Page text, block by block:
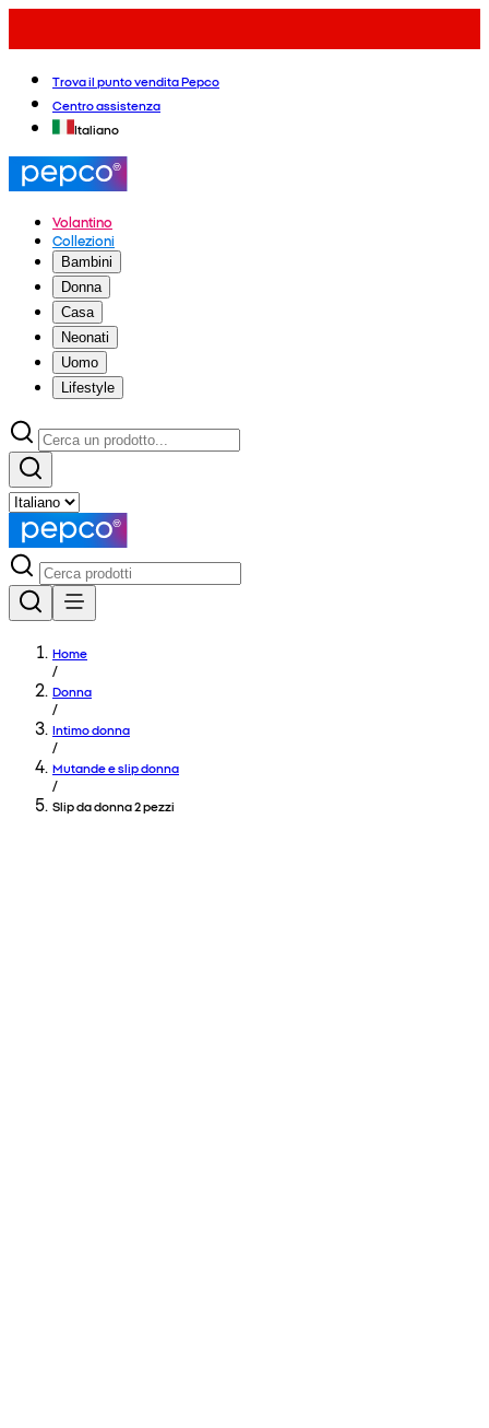
Trova il punto vendita Pepco
Centro assistenza
Italiano
Volantino
Collezioni
Bambini
Donna
Casa
Neonati
Uomo
Lifestyle
Home
/
Donna
/
Intimo donna
/
Mutande e slip donna
/
Slip da donna 2 pezzi